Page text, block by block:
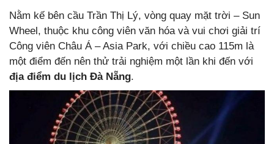
Nằm kế bên cầu Trần Thị Lý, vòng quay mặt trời – Sun
Wheel, thuộc khu công viên văn hóa và vui chơi giải trí
Công viên Châu Á – Asia Park, với chiều cao 115m là
một điểm đến nên thử trải nghiệm một lần khi đến với
địa điểm du lịch Đà Nẵng.